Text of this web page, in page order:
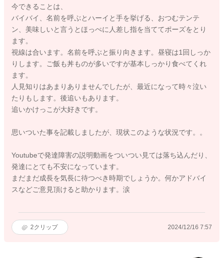
今できることは、
バイバイ、名前を呼ぶとハーイと手を挙げる、おつむテンテ
ン、美味しいと言うとほっぺに人差し指を当ててポーズをとり
ます。
視線は合います。名前を呼ぶと振り向きます。昼寝は1回しっか
りします。ご飯も丼ものが多いですが基本しっかり食べてくれ
ます。
人見知りはあまりありませんでしたが、最近になって時々泣い
たりもします。後追いもあります。
追いかけっこが大好きです。
思いついた事を記載しましたが、現状このような状況です。。
Youtubeで発達障害の説明動画をついつい見ては落ち込んだり、
発達にとても不安になっています。
まだまだ成長を気長に待つべき時期でしょうか。何かアドバイ
スなどご意見頂けると助かります。涙
2クリップ 2024/12/16 7:57